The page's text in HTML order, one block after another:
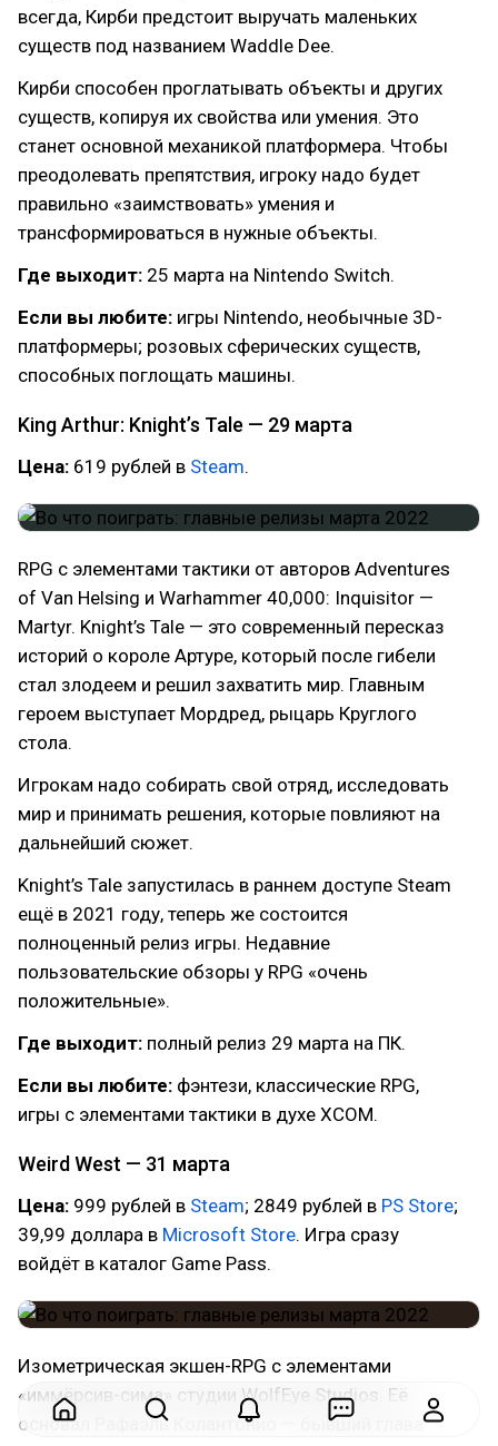
всегда, Кирби предстоит выручать маленьких
существ под названием Waddle Dee.
Кирби способен проглатывать объекты и других
существ, копируя их свойства или умения. Это
станет основной механикой платформера. Чтобы
преодолевать препятствия, игроку надо будет
правильно «заимствовать» умения и
трансформироваться в нужные объекты.
Где выходит: 25 марта на Nintendo Switch.
Если вы любите: игры Nintendo, необычные 3D-
платформеры; розовых сферических существ,
способных поглощать машины.
King Arthur: Knight’s Tale — 29 марта
Цена: 619 рублей в Steam.
RPG с элементами тактики от авторов Adventures
of Van Helsing и Warhammer 40,000: Inquisitor —
Martyr. Knight’s Tale — это современный пересказ
историй о короле Артуре, который после гибели
стал злодеем и решил захватить мир. Главным
героем выступает Мордред, рыцарь Круглого
стола.
Игрокам надо собирать свой отряд, исследовать
мир и принимать решения, которые повлияют на
дальнейший сюжет.
Knight’s Tale запустилась в раннем доступе Steam
ещё в 2021 году, теперь же состоится
полноценный релиз игры. Недавние
пользовательские обзоры у RPG «очень
положительные».
Где выходит: полный релиз 29 марта на ПК.
Если вы любите: фэнтези, классические RPG,
игры с элементами тактики в духе XCOM.
Weird West — 31 марта
Цена: 999 рублей в Steam; 2849 рублей в PS Store;
39,99 доллара в Microsoft Store. Игра сразу
войдёт в каталог Game Pass.
Изометрическая экшен-RPG с элементами
«иммёрсив-сима» студии WolfEye Studios. Её
основал Рафаэль Колантонио — бывший глава